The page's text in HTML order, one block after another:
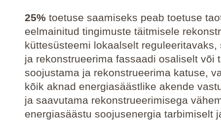
25% toetuse saamiseks peab toetuse
eelmainitud tingimuste täitmisele
küttesüsteemi lokaalselt reguleeritavaks,
ja rekonstrueerima fassaadi osaliselt või
soojustama ja rekonstrueerima katuse,
kõik aknad energiasäästlike akende
ja saavutama rekonstrueerimisega
energiasäästu soojusenergia tarbimiselt